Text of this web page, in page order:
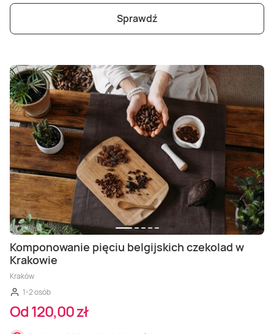
Sprawdź
Komponowanie pięciu belgijskich czekolad w
Krakowie
Kraków
1-2 osób
Od 120,00 zł